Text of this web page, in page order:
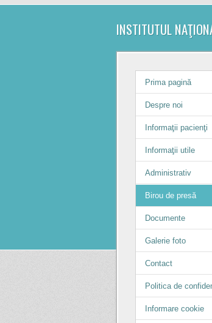
INSTITUTUL
Prima pagină
Despre noi
Informaţii pacienţi
Informaţii utile
Administrativ
Birou de presă
Documente
Galerie foto
Contact
Politica de
Informare cookie